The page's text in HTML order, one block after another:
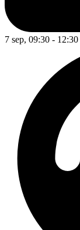
7 sep, 09:30 - 12:30